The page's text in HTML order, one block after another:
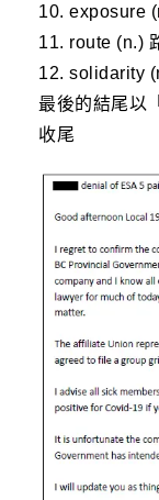
10. exposure
11. route (n.)
12. solidarity
最後的結尾以
收尾